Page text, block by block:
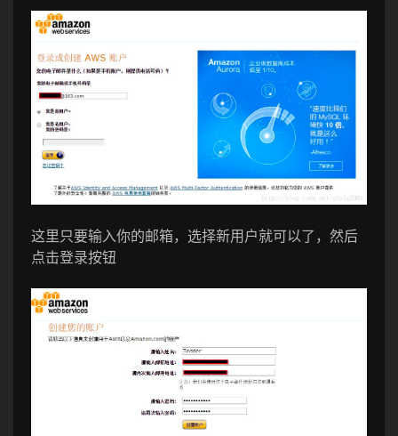
这里只要输入你的邮箱，选择新用户就可以了，然后
点击登录按钮